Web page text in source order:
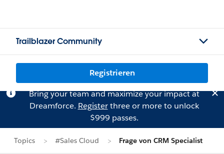
Trailblazer Community
Registrieren
Bring your team and maximize your impact at
Dreamforce. Registerthree or more to unlock
$999 passes.
Topics #Sales Cloud Frage von CRM Specialist